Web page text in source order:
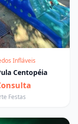
Infláveis
Centopéia
Festas